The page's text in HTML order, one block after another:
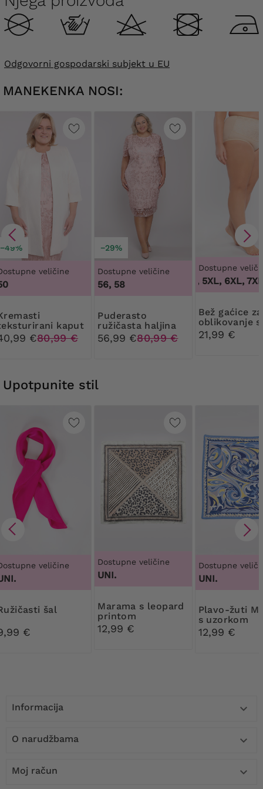
Odgovorni gospodarski subjekt u EU
MANEKENKA NOSI:
−49%
veličine
kaput
€80,99 €
−29%
Dostupne veličine
56, 58
Puderasto
ružičasta haljina
od čipke
56,99 €80,99 €
Dostupne
3XL, 4XL, 5XL, 6XL,
Bež gaćice za
oblikovanje s
cvjetnom
21,99 €
Upotpunite stil
veličine
Ružičasti šal
€
Dostupne veličine
UNI.
Marama s leopard
printom
12,99 €
Dostupne
UNI.
Plavo-žuti Marama
s uzorkom
12,99 €
Informacija 
O narudžbama 
Moj račun 